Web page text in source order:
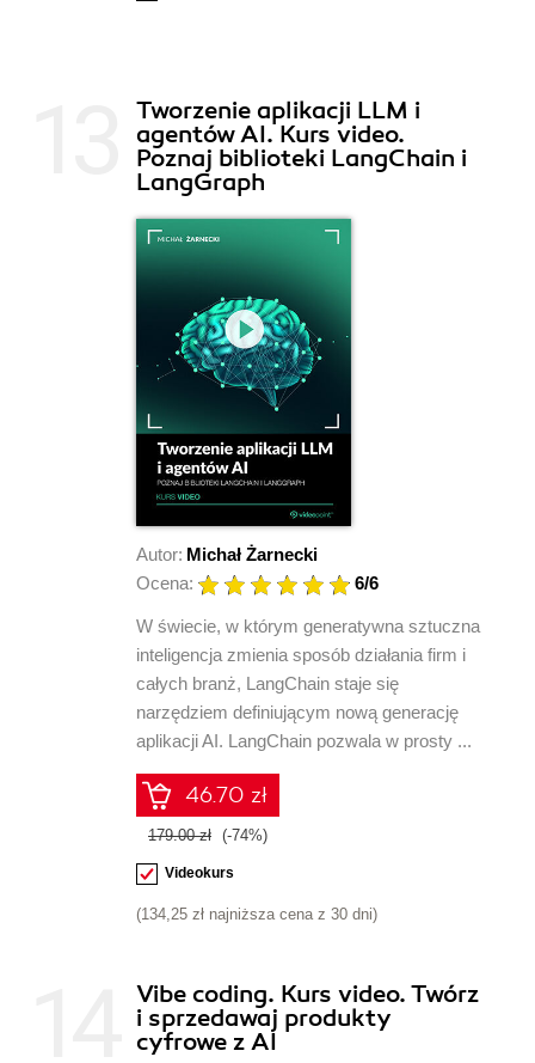
Tworzenie aplikacji LLM i
agentów AI. Kurs video.
Poznaj biblioteki LangChain i
LangGraph
Autor: Michał Żarnecki
Ocena:
6/6
W świecie, w którym generatywna sztuczna
inteligencja zmienia sposób działania firm i
całych branż, LangChain staje się
narzędziem definiującym nową generację
aplikacji AI. LangChain pozwala w prosty ...
46.70 zł
179.00 zł (-74%)
Videokurs
(134,25 zł najniższa cena z 30 dni)
Vibe coding. Kurs video. Twórz
i sprzedawaj produkty
cyfrowe z AI